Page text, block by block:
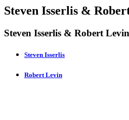
Steven Isserlis &
Steven Isserlis & Robert
Steven Isserlis
Robert Levin